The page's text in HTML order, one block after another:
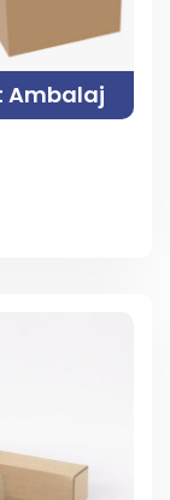
Ambalaj